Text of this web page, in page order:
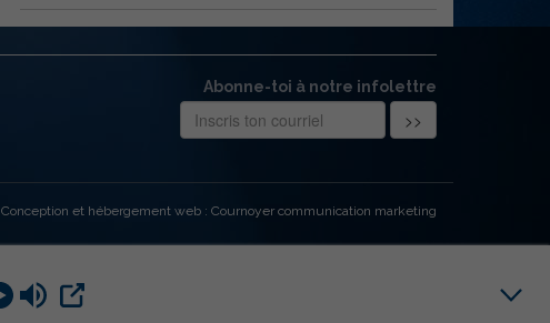
Abonne-toi à notre infolettre
Conception et hébergement web : Cournoyer communication marketing